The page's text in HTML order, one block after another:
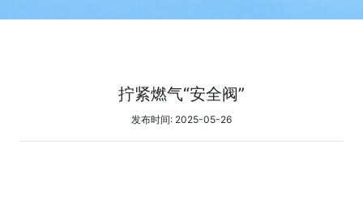
拧紧燃气“安全阀”
发布时间: 2025-05-26